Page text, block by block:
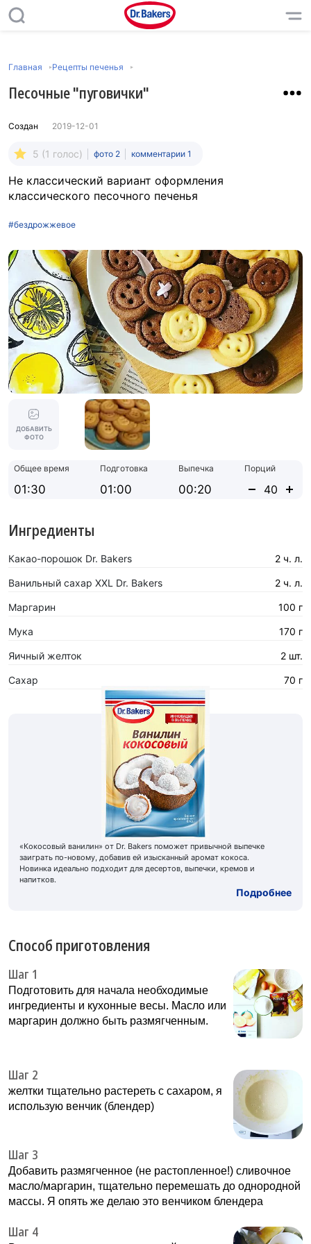
Главная Рецепты печенья
Песочные "пуговички"
Создан 2019-12-01
5 (1 голос) фото 2 комментарии 1
Не классический вариант оформления
классического песочного печенья
#бездрожжевое
ДОБАВИТЬ
ФОТО
Общее время
01:30
Подготовка
01:00
Выпечка
00:20
Порций
Ингредиенты
Какао-порошок Dr. Bakers 2 ч. л.
Ванильный сахар XXL Dr. Bakers 2 ч. л.
Маргарин 100 г
Мука 170 г
Яичный желток 2 шт.
Сахар 70 г
«Кокосовый ванилин» от Dr. Bakers поможет привычной выпечке
заиграть по-новому, добавив ей изысканный аромат кокоса.
Новинка идеально подходит для десертов, выпечки, кремов и
напитков.
Подробнее
Способ приготовления
Шаг 1
Подготовить для начала необходимые
ингредиенты и кухонные весы. Масло или
маргарин должно быть размягченным.
Шаг 2
желтки тщательно растереть с сахаром, я
использую венчик (блендер)
Шаг 3
Добавить размягченное (не растопленное!) сливочное
масло/маргарин, тщательно перемешать до однородной
массы. Я опять же делаю это венчиком блендера
Шаг 4